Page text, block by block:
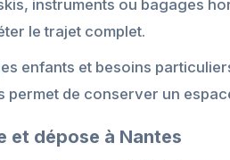
instruments ou bagages
le trajet complet.
enfants et besoins
permet de conserver un
et dépose à Nantes